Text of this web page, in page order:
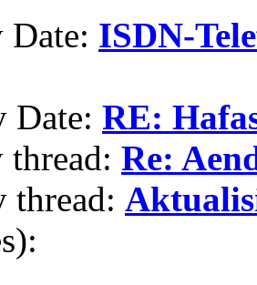
Date: ISDN-
Date: RE:
thread: Re:
thread: